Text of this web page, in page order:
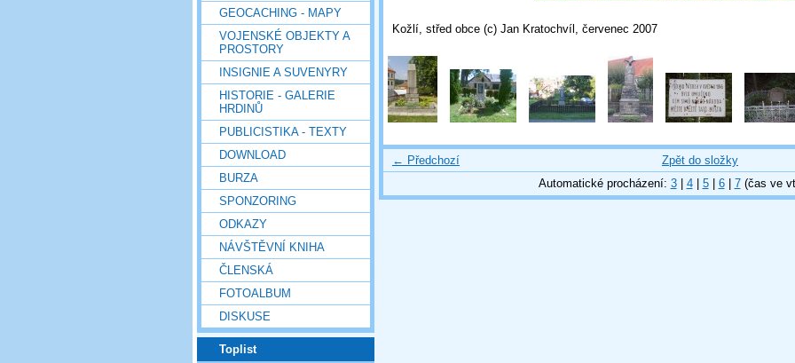
GEOCACHING - MAPY
VOJENSKÉ OBJEKTY A
PROSTORY
INSIGNIE A SUVENYRY
HISTORIE - GALERIE
HRDINŮ
PUBLICISTIKA - TEXTY
DOWNLOAD
BURZA
SPONZORING
ODKAZY
NÁVŠTĚVNÍ KNIHA
ČLENSKÁ
FOTOALBUM
DISKUSE
Toplist
Kožlí, střed obce (c) Jan Kratochvíl, červenec 2007
← Předchozí
Zpět do složky
Automatické procházení: 3| 4| 5| 6| 7(čas ve